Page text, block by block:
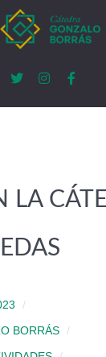
LA
BORRÁS